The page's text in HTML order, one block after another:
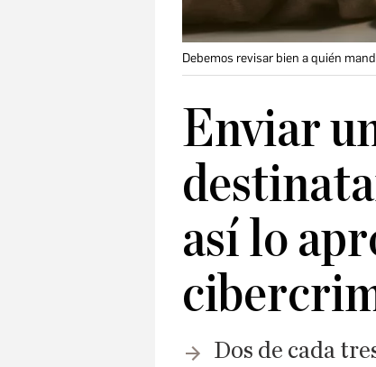
Debemos revisar bien a quién
Enviar
así lo
Dos de cada